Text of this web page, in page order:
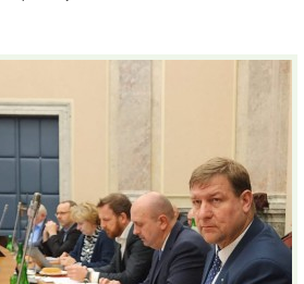
nafta Uhlí US index